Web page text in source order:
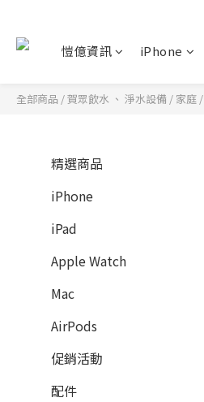
愷億資訊 iPhone
全部商品 /賀眾飲水 、 淨水設備 / 家庭 /
精選商品
iPhone
iPad
Apple Watch
Mac
AirPods
促銷活動
配件